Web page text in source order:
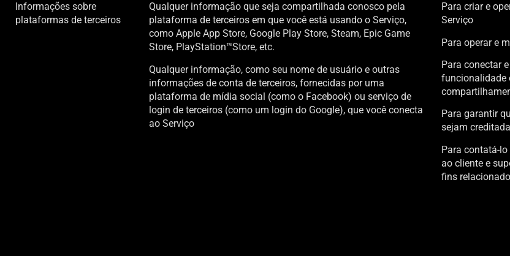
Informações sobre
plataformas de terceiros
Qualquer informação que seja compartilhada conosco pela
plataforma de terceiros em que você está usando o Serviço,
como Apple App Store, Google Play Store, Steam, Epic Game
Store, PlayStation™Store, etc.
Qualquer informação, como seu nome de usuário e outras
informações de conta de terceiros, fornecidas por uma
plataforma de mídia social (como o Facebook) ou serviço de
login de terceiros (como um login do Google), que você conecta
ao Serviço
Para criar e
Serviço
Para operar e
Para conectar
funcionalidade
Para garantir
sejam
Para contatá-
ao cliente e
fins